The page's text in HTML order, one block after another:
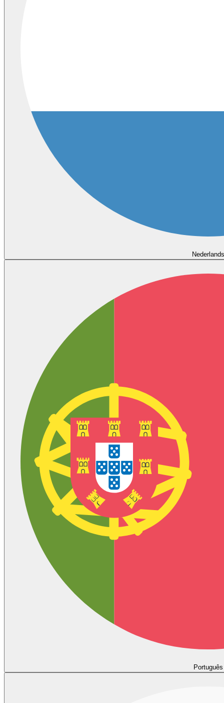
Nederlands
Português